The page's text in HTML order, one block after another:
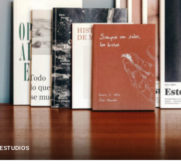
ESTUDIOS